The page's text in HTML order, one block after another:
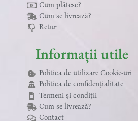
Cum plătesc?
Cum se livrează?
Retur
Informații utile
Politica de utilizare Cookie-uri
Politica de confidențialitate
Termeni și condiții
Cum se livrează?
Contact